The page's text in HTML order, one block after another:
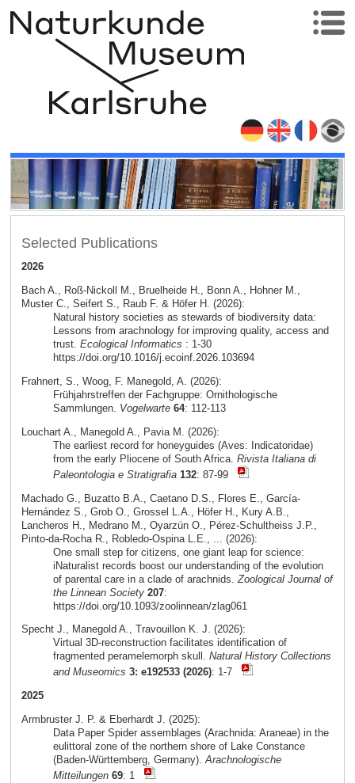
Selected Publications
2026
Bach A., Roß-Nickoll M., Bruelheide H., Bonn A., Hohner M.,
Muster C., Seifert S., Raub F. & Höfer H. (2026):
Natural history societies as stewards of biodiversity data:
Lessons from arachnology for improving quality, access and
trust. Ecological Informatics : 1-30
https://doi.org/10.1016/j.ecoinf.2026.103694
Frahnert, S., Woog, F. Manegold, A. (2026):
Frühjahrstreffen der Fachgruppe: Ornithologische
Sammlungen. Vogelwarte 64: 112-113
Louchart A., Manegold A., Pavia M. (2026):
The earliest record for honeyguides (Aves: Indicatoridae)
from the early Pliocene of South Africa. Rivista Italiana di
Paleontologia e Stratigrafia 132: 87-99
Machado G., Buzatto B.A., Caetano D.S., Flores E., García-
Hernández S., Grob O., Grossel L.A., Höfer H., Kury A.B.,
Lancheros H., Medrano M., Oyarzún O., Pérez-Schultheiss J.P.,
Pinto-da-Rocha R., Robledo-Ospina L.E., ... (2026):
One small step for citizens, one giant leap for science:
iNaturalist records boost our understanding of the evolution
of parental care in a clade of arachnids. Zoological Journal of
the Linnean Society 207:
https://doi.org/10.1093/zoolinnean/zlag061
Specht J., Manegold A., Travouillon K. J. (2026):
Virtual 3D-reconstruction facilitates identification of
fragmented peramelemorph skull. Natural History Collections
and Museomics 3: e192533 (2026): 1-7
2025
Armbruster J. P. & Eberhardt J. (2025):
Data Paper Spider assemblages (Arachnida: Araneae) in the
eulittoral zone of the northern shore of Lake Constance
(Baden-Württemberg, Germany).Arachnologische
Mitteilungen 69: 1